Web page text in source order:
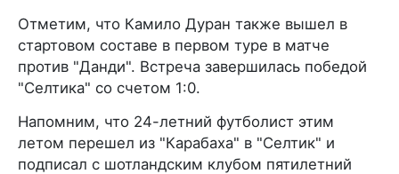
Отметим, что Камило Дуран также вышел в
стартовом составе в первом туре в матче
против "Данди". Встреча завершилась победой
"Селтика" со счетом 1:0.
Напомним, что 24-летний футболист этим
летом перешел из "Карабаха" в "Селтик" и
подписал с шотландским клубом пятилетний